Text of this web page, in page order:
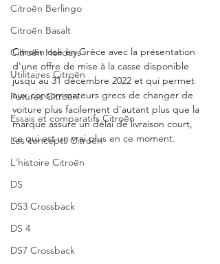
Citroën Berlingo
Citroën Basalt
Citroën Holidays
Utilitaires Citroën
Futures Citroën
Essais et comparatifs Citroën
Les concepts Citroën
L'histoire Citroën
DS
DS3 Crossback
DS 4
DS7 Crossback
Citroën ose en Grèce avec la présentation
d'une offre de mise à la casse disponible
jusqu'au 31 décembre 2022 et qui permet
aux consommateurs grecs de changer de
voiture plus facilement d'autant plus que la
marque assure un délai de livraison court,
ce qui est un vrai plus en ce moment.